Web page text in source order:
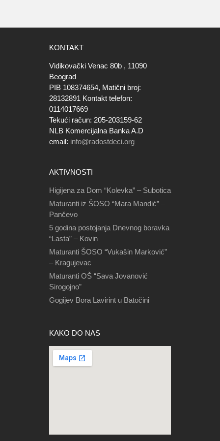
KONTAKT
Vidikovački Venac 80b , 11090
Beograd
PIB 108374654, Matični broj:
28132891 Kontakt telefon:
0114017669
Tekući račun: 205-203159-62
NLB Komercijalna Banka A.D
email: info@radostdeci.org
AKTIVNOSTI
Higijena za Dom “Kolevka” – Subotica
Maturanti iz ŠOSO “Mara Mandić” –
Pančevo
5 godina postojanja Dnevnog boravka
“Lasta” – Kovin
Maturanti ŠOSO “Vukašin Marković”
– Kragujevac
Maturanti OŠ “Sava Jovanović
Sirogojno”
Gogijev Bora Lavirint u Batočini
KAKO DO NAS